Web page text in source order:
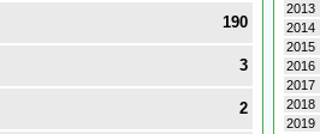
190
3
2
2013
2014
2015
2016
2017
2018
2019